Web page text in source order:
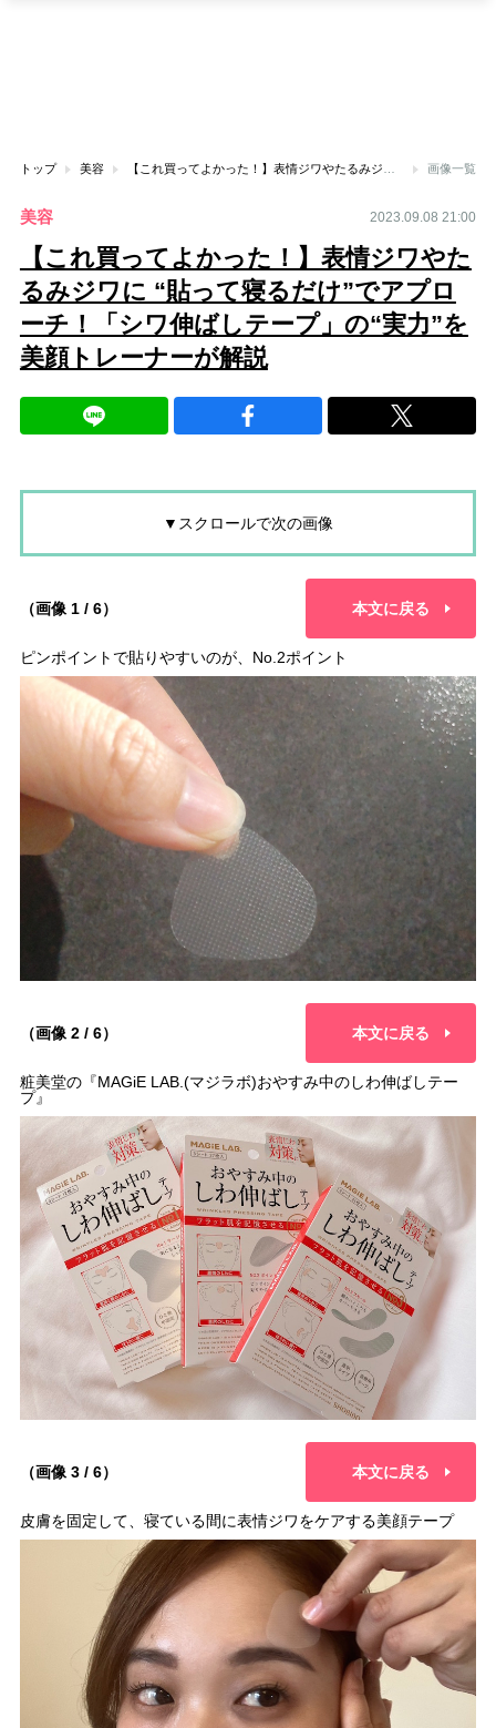
トップ 美容 画像一覧
美容 2023.09.08 21:00
【これ買ってよかった！】表情ジワやた
るみジワに “貼って寝るだけ”でアプロ
ーチ！「シワ伸ばしテープ」の“実力”を
美顔トレーナーが解説
▼スクロールで次の画像
（画像 1 / 6） 本文に戻る
ピンポイントで貼りやすいのが、No.2ポイント
（画像 2 / 6） 本文に戻る
粧美堂の『MAGiE LAB.(マジラボ)おやすみ中のしわ伸ばしテー
プ』
（画像 3 / 6） 本文に戻る
皮膚を固定して、寝ている間に表情ジワをケアする美顔テープ